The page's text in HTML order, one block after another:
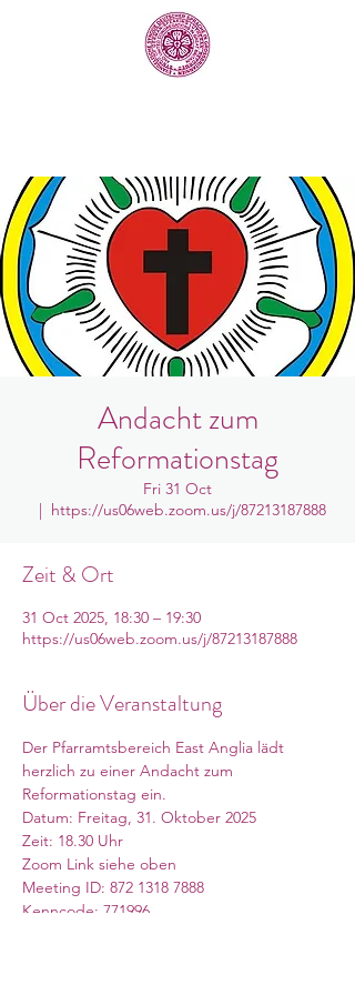
Andacht zum
Reformationstag
Fri 31 Oct
  |
https://us06web.zoom.us/j/87213187888
Zeit & Ort
31 Oct 2025, 18:30 – 19:30
https://us06web.zoom.us/j/87213187888
Über die Veranstaltung
Der Pfarramtsbereich East Anglia lädt
herzlich zu einer Andacht zum
Reformationstag ein.
Datum: Freitag, 31. Oktober 2025
Zeit: 18.30 Uhr
Zoom Link siehe oben
Meeting ID: 872 1318 7888
Kenncode: 771996